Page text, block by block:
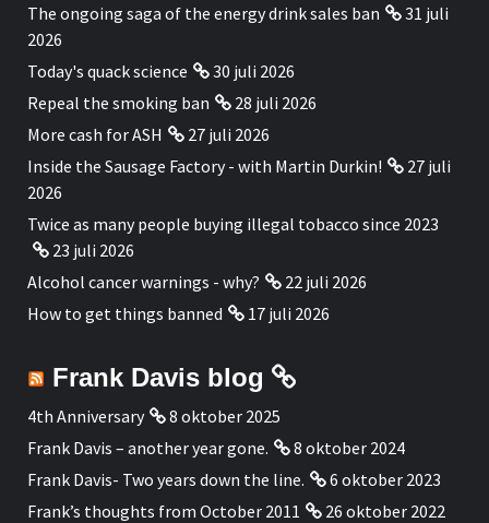
The ongoing saga of the energy drink sales ban
31 juli
2026
Today's quack science
30 juli 2026
Repeal the smoking ban
28 juli 2026
More cash for ASH
27 juli 2026
Inside the Sausage Factory - with Martin Durkin!
27 juli
2026
Twice as many people buying illegal tobacco since 2023
23 juli 2026
Alcohol cancer warnings - why?
22 juli 2026
How to get things banned
17 juli 2026
Frank Davis blog
4th Anniversary
8 oktober 2025
Frank Davis – another year gone.
8 oktober 2024
Frank Davis- Two years down the line.
6 oktober 2023
Frank’s thoughts from October 2011
26 oktober 2022